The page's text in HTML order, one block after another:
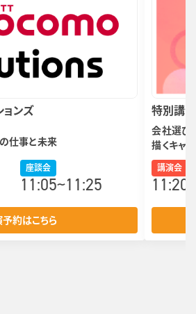
ョンズ
仕事と未来
座談会
11:05~11:25
約はこちら
特別講演
会社選び
描くキャ
講演会